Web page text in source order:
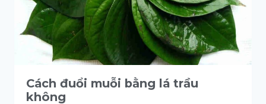
Cách đuổi muỗi bằng lá trầu
không